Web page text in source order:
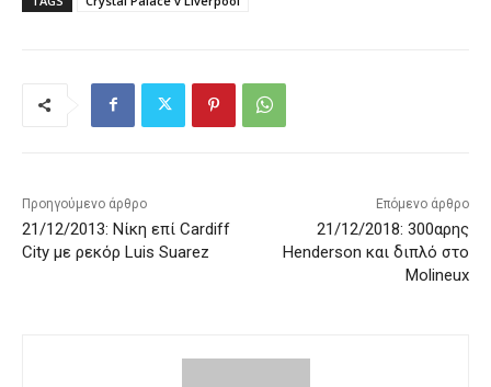
Προηγούμενο άρθρο
21/12/2013: Νίκη επί Cardiff
City με ρεκόρ Luis Suarez
Επόμενο άρθρο
21/12/2018: 300αρης
Henderson και διπλό στο
Molineux